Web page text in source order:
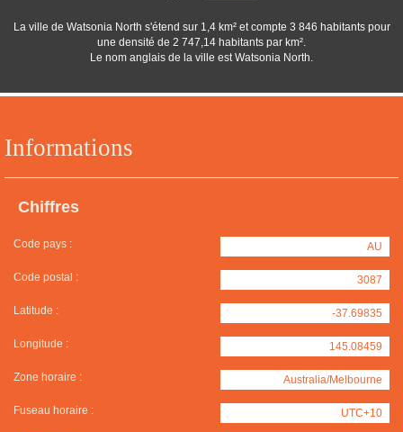
Informations
Chiffres
Code pays : AU
Code postal : 3087
Latitude : -37.69835
Longitude : 145.08459
Zone horaire : Australia/Melbourne
Fuseau horaire : UTC+10
La ville de Watsonia North s'étend sur 1,4 km² et compte 3 846 habitants pour
une densité de 2 747,14 habitants par km².
Le nom anglais de la ville est Watsonia North.